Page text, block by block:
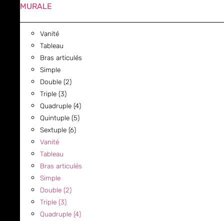
MURALE
Vanité
Tableau
Bras articulés
Simple
Double (2)
Triple (3)
Quadruple (4)
Quintuple (5)
Sextuple (6)
Vanité
Tableau
Bras articulés
Simple
Double (2)
Triple (3)
Quadruple (4)